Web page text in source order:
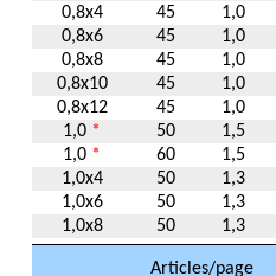
0,8x4
45
1,0
0,8x6
45
1,0
0,8x8
45
1,0
0,8x10
45
1,0
0,8x12
45
1,0
1,0 * 50
1,5
1,0 * 60
1,5
1,0x4
50
1,3
1,0x6
50
1,3
1,0x8
50 1,3
Articles/page